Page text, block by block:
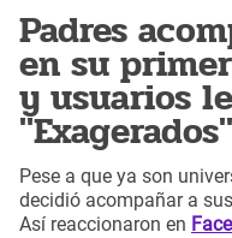
Padres
en su
y usuarios
"Exagerados"
Pese a que ya son
decidió acompañar a
Así reaccionaron en